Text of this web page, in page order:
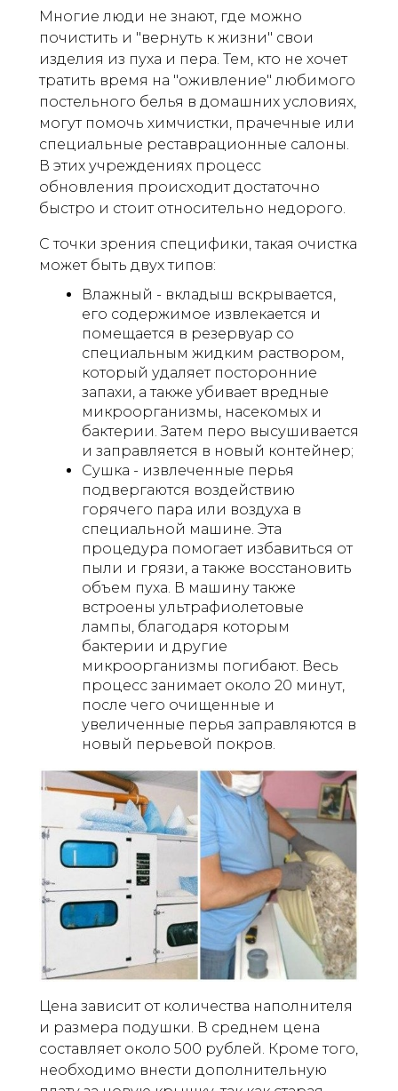
Многие люди не знают, где можно
почистить и "вернуть к жизни" свои
изделия из пуха и пера. Тем, кто не хочет
тратить время на "оживление" любимого
постельного белья в домашних условиях,
могут помочь химчистки, прачечные или
специальные реставрационные салоны.
В этих учреждениях процесс
обновления происходит достаточно
быстро и стоит относительно недорого.
С точки зрения специфики, такая очистка
может быть двух типов:
Влажный - вкладыш вскрывается,
его содержимое извлекается и
помещается в резервуар со
специальным жидким раствором,
который удаляет посторонние
запахи, а также убивает вредные
микроорганизмы, насекомых и
бактерии. Затем перо высушивается
и заправляется в новый контейнер;
Сушка - извлеченные перья
подвергаются воздействию
горячего пара или воздуха в
специальной машине. Эта
процедура помогает избавиться от
пыли и грязи, а также восстановить
объем пуха. В машину также
встроены ультрафиолетовые
лампы, благодаря которым
бактерии и другие
микроорганизмы погибают. Весь
процесс занимает около 20 минут,
после чего очищенные и
увеличенные перья заправляются в
новый перьевой покров.
Цена зависит от количества наполнителя
и размера подушки. В среднем цена
составляет около 500 рублей. Кроме того,
необходимо внести дополнительную